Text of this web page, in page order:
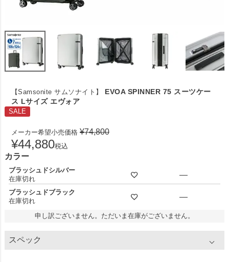
【Samsonite サムソナイト】
EVOA SPINNER 75 スーツケー
ス Lサイズ エヴォア
SALE
メーカー希望小売価格 ¥74,800
¥44,880税込
カラー
ブラッシュドシルバー
在庫切れ
—
ブラッシュドブラック
在庫切れ
—
申し訳ございません。ただいま在庫がございません。
スペック